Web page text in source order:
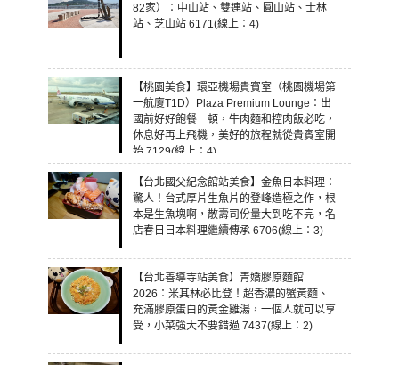
82家）：中山站、雙連站、圓山站、士林
站、芝山站 6171(線上：4)
【桃園美食】環亞機場貴賓室（桃園機場第
一航廈T1D）Plaza Premium Lounge：出
國前好好飽餐一頓，牛肉麵和控肉飯必吃，
休息好再上飛機，美好的旅程就從貴賓室開
始 7129(線上：4)
【台北國父紀念館站美食】金魚日本料理：
驚人！台式厚片生魚片的登峰造極之作，根
本是生魚塊啊，散壽司份量大到吃不完，名
店春日日本料理繼續傳承 6706(線上：3)
【台北善導寺站美食】青嬌膠原麵館
2026：米其林必比登！超香濃的蟹黃麵、
充滿膠原蛋白的黃金雞湯，一個人就可以享
受，小菜強大不要錯過 7437(線上：2)